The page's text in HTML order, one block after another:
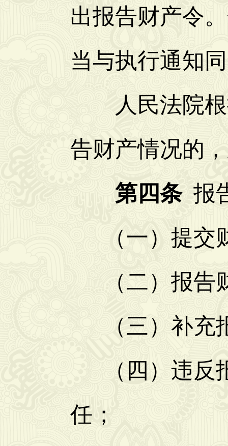
出报告财产令
当与执行通知
人民法院根
告财产情况的
第四条报
（一）提交
（二）报告
（三）补充
（四）违反
任；